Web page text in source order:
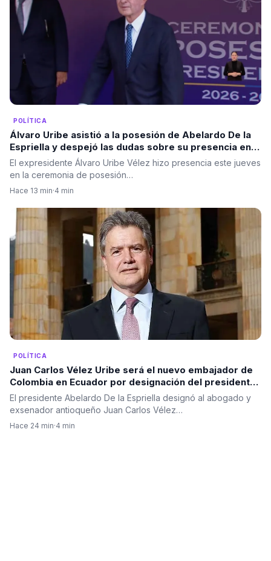
POLÍTICA
Álvaro Uribe asistió a la posesión de Abelardo De la
Espriella y despejó las dudas sobre su presencia en
Cali
El expresidente Álvaro Uribe Vélez hizo presencia este jueves
en la ceremonia de posesión…
Hace 13 min·4 min
POLÍTICA
Juan Carlos Vélez Uribe será el nuevo embajador de
Colombia en Ecuador por designación del presidente
Abelardo De la Espriella
El presidente Abelardo De la Espriella designó al abogado y
exsenador antioqueño Juan Carlos Vélez…
Hace 24 min·4 min